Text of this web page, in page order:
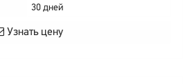
30 дней
Узнать цену